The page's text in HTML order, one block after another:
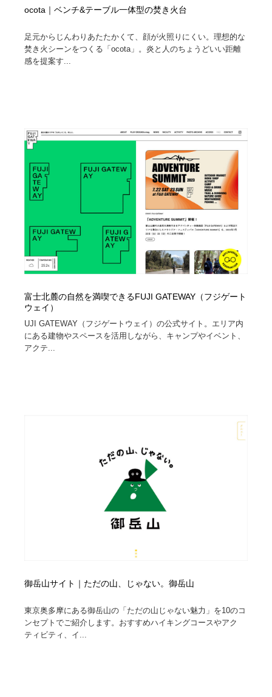
ocota｜ベンチ&テーブル一体型の焚き火台
足元からじんわりあたたかくて、顔が火照りにくい。理想的な
焚き火シーンをつくる「ocota」。炎と人のちょうどいい距離
感を提案す...
富士北麓の自然を満喫できるFUJI GATEWAY（フジゲート
ウェイ）
UJI GATEWAY（フジゲートウェイ）の公式サイト。エリア内
にある建物やスペースを活用しながら、キャンプやイベント、
アクテ...
御岳山サイト｜ただの山、じゃない。御岳山
東京奥多摩にある御岳山の「ただの山じゃない魅力」を10のコ
ンセプトでご紹介します。おすすめハイキングコースやアク
ティビティ、イ...